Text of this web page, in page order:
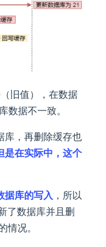
旧值），在数据
数据不一致。
库，再删除缓存也
是在实际中，这个
据库的写入 ，所以
了数据库并且删
情况。